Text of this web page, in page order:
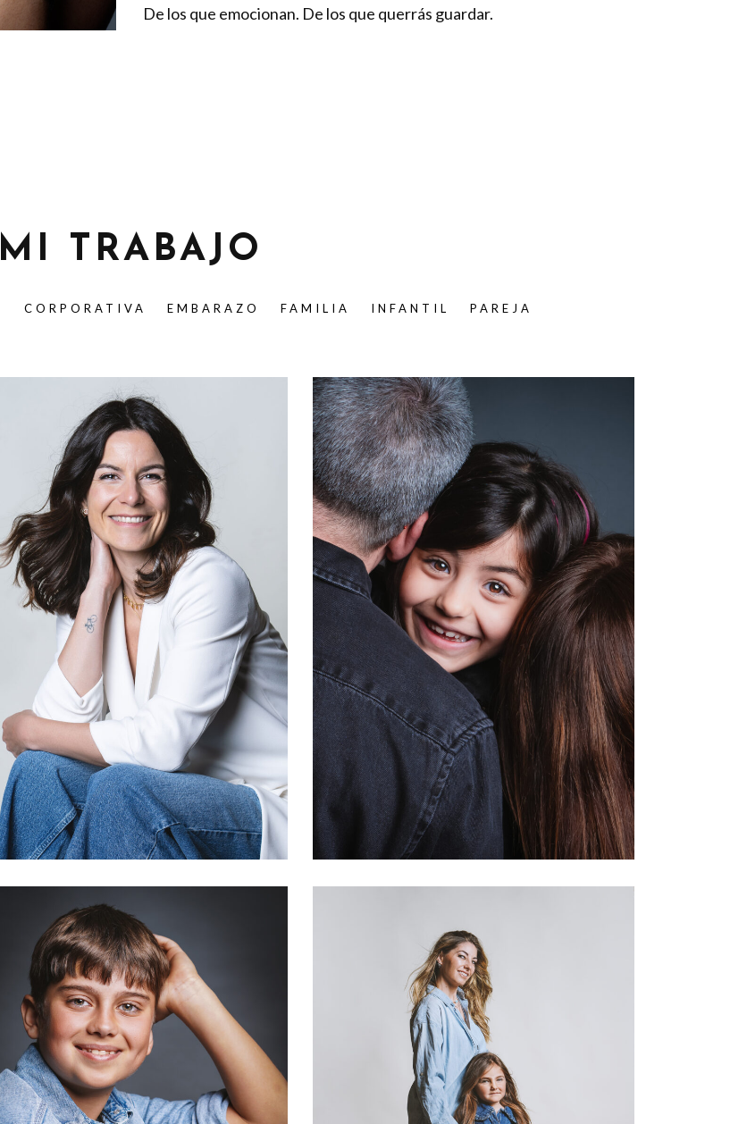
De los que emocionan. De los que querrás guardar.
MI TRABAJO
CORPORATIVA EMBARAZO FAMILIA INFANTIL PAREJA